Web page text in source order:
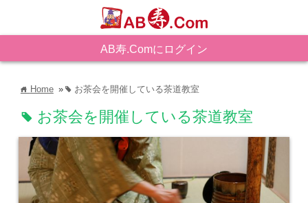
AB寿.Comにログイン
home Home » tag お茶会を開催している茶道教室
tag お茶会を開催している茶道教室